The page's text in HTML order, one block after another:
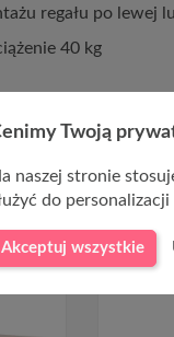
regału po lewej
40 kg
Twoją
naszej stronie
do personalizacji
Akceptuj wszystkie